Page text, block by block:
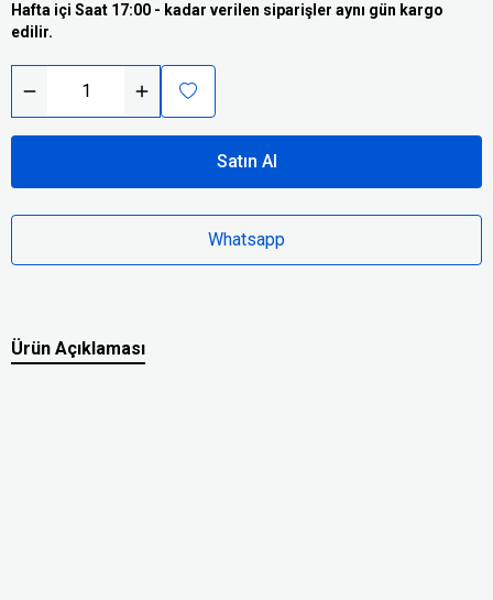
Hafta içi Saat 17:00 - kadar verilen siparişler aynı gün kargo
edilir.
Satın Al
Whatsapp
Ürün Açıklaması